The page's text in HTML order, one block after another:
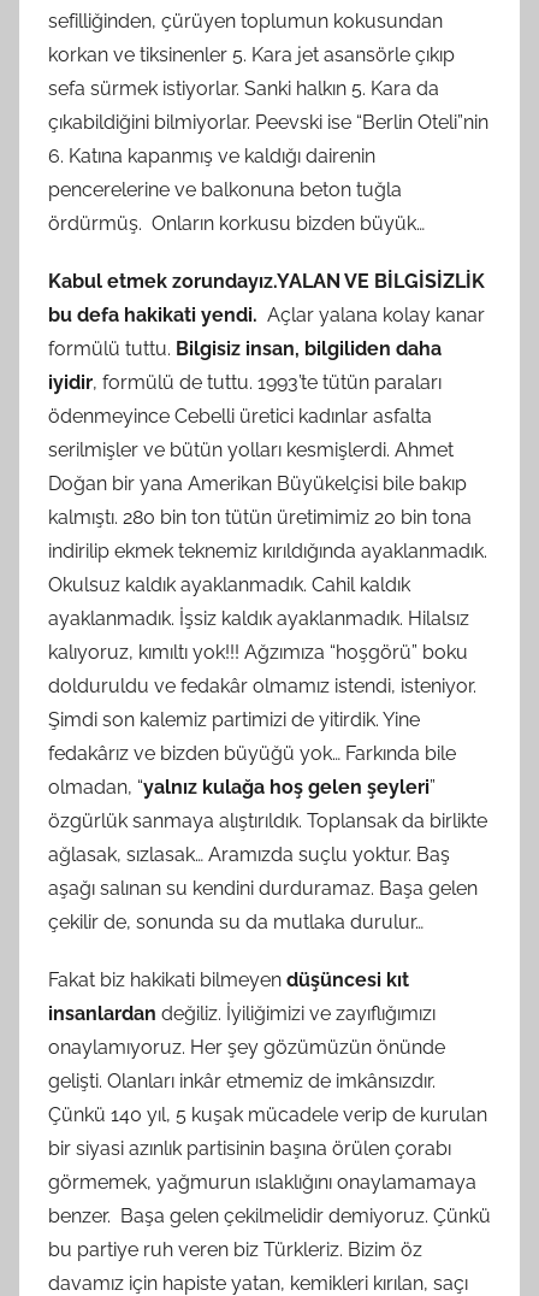
sefilliğinden, çürüyen toplumun kokusundan
korkan ve tiksinenler 5. Kara jet asansörle çıkıp
sefa sürmek istiyorlar. Sanki halkın 5. Kara da
çıkabildiğini bilmiyorlar. Peevski ise “Berlin Oteli”nin
6. Katına kapanmış ve kaldığı dairenin
pencerelerine ve balkonuna beton tuğla
ördürmüş. Onların korkusu bizden büyük…
Kabul etmek zorundayız.YALAN VE BİLGİSİZLİK
bu defa hakikati yendi. Açlar yalana kolay kanar
formülü tuttu. Bilgisiz insan, bilgiliden daha
iyidir, formülü de tuttu. 1993’te tütün paraları
ödenmeyince Cebelli üretici kadınlar asfalta
serilmişler ve bütün yolları kesmişlerdi. Ahmet
Doğan bir yana Amerikan Büyükelçisi bile bakıp
kalmıştı. 280 bin ton tütün üretimimiz 20 bin tona
indirilip ekmek teknemiz kırıldığında ayaklanmadık.
Okulsuz kaldık ayaklanmadık. Cahil kaldık
ayaklanmadık. İşsiz kaldık ayaklanmadık. Hilalsız
kalıyoruz, kımıltı yok!!! Ağzımıza “hoşgörü” boku
dolduruldu ve fedakâr olmamız istendi, isteniyor.
Şimdi son kalemiz partimizi de yitirdik. Yine
fedakârız ve bizden büyüğü yok… Farkında bile
olmadan, “yalnız kulağa hoş gelen şeyleri”
özgürlük sanmaya alıştırıldık. Toplansak da birlikte
ağlasak, sızlasak… Aramızda suçlu yoktur. Baş
aşağı salınan su kendini durduramaz. Başa gelen
çekilir de, sonunda su da mutlaka durulur…
Fakat biz hakikati bilmeyen düşüncesi kıt
insanlardan değiliz. İyiliğimizi ve zayıflığımızı
onaylamıyoruz. Her şey gözümüzün önünde
gelişti. Olanları inkâr etmemiz de imkânsızdır.
Çünkü 140 yıl, 5 kuşak mücadele verip de kurulan
bir siyasi azınlık partisinin başına örülen çorabı
görmemek, yağmurun ıslaklığını onaylamamaya
benzer. Başa gelen çekilmelidir demiyoruz. Çünkü
bu partiye ruh veren biz Türkleriz. Bizim öz
davamız için hapiste yatan, kemikleri kırılan, saçı